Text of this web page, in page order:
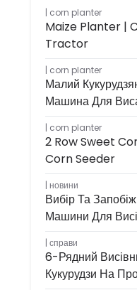
corn planter
Maize Planter |
Tractor
corn planter
Малий
Машина Для
corn planter
2 Row Sweet
Corn Seeder
новини
Вибір Та
Машини Для
справи
6-Рядний
Кукурудзи На